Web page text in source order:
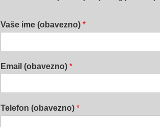
Vaše ime (obavezno) *
Email (obavezno) *
Telefon (obavezno) *